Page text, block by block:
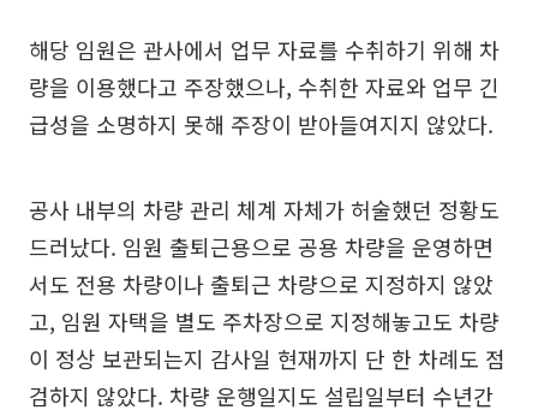
해당 임원은 관사에서 업무 자료를 수취하기 위해 차
량을 이용했다고 주장했으나, 수취한 자료와 업무 긴
급성을 소명하지 못해 주장이 받아들여지지 않았다.
공사 내부의 차량 관리 체계 자체가 허술했던 정황도
드러났다. 임원 출퇴근용으로 공용 차량을 운영하면
서도 전용 차량이나 출퇴근 차량으로 지정하지 않았
고, 임원 자택을 별도 주차장으로 지정해놓고도 차량
이 정상 보관되는지 감사일 현재까지 단 한 차례도 점
검하지 않았다. 차량 운행일지도 설립일부터 수년간